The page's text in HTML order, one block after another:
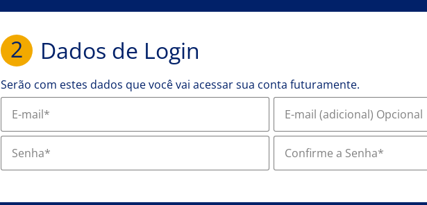
2 Dados de Login
Serão com estes dados que você vai acessar sua conta futuramente.
E-mail* E-mail (adicional)
Senha* Confirme a Senha*